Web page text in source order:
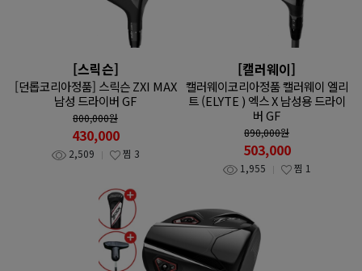
[스릭슨]
[던롭코리아정품] 스릭슨 ZXI MAX
남성 드라이버 GF
800,000원
430,000
2,509 찜 3
[캘러웨이]
캘러웨이코리아정품 캘러웨이 엘리
트 (ELYTE ) 엑스 X 남성용 드라이
버 GF
890,000원
503,000
1,955 찜 1